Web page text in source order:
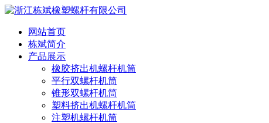
网站首页
栋斌简介
产品展示
橡胶挤出机螺杆机筒
平行双螺杆机筒
锥形双螺杆机筒
塑料挤出机螺杆机筒
注塑机螺杆机筒